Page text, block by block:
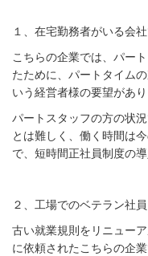
１、在宅勤務者がいる会
こちらの企業では、パー
たために、パートタイム
いう経営者様の要望があり
パートスタッフの方の状
とは難しく、働く時間は
で、短時間正社員制度の導
２、工場でのベテラン社
古い就業規則をリニュー
に依頼されたこちらの企